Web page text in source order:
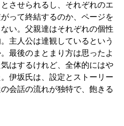
させられるし、それぞれのエ
って終結するのか、ページを
い。父親達はそれぞれの個性
主人公は達観しているという
最後のまとまり方は思ったよ
はするけれど、全体的にはや
伊坂氏は、設定とストーリー
会話の流れが独特で、飽きる